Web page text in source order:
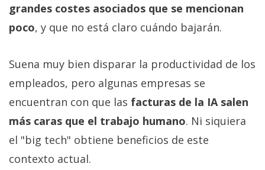
grandes costes asociados que se mencionan
poco, y que no está claro cuándo bajarán.
Suena muy bien disparar la productividad de los
empleados, pero algunas empresas se
encuentran con que las facturas de la IA salen
más caras que el trabajo humano. Ni siquiera
el "big tech" obtiene beneficios de este
contexto actual.